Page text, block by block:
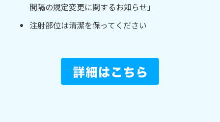
間隔の規定変更に関するお知らせ」
注射部位は清潔を保ってください